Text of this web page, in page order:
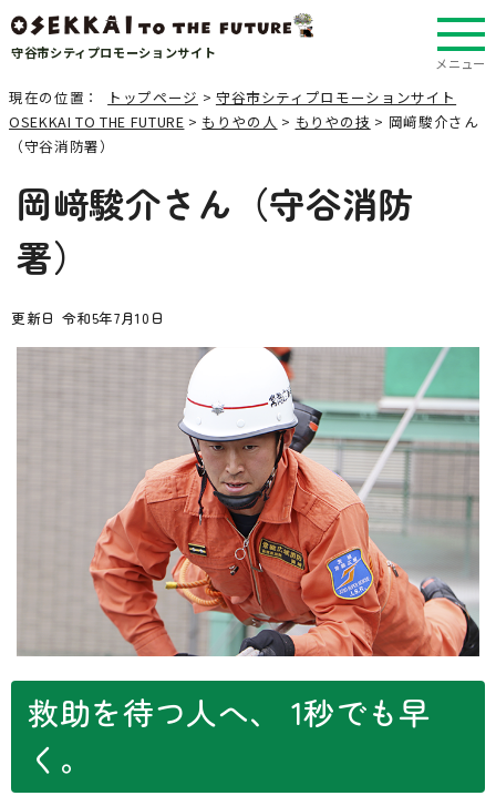
守谷市シティプロモーションサイト
メニュー
現在の位置： トップページ > 守谷市シティプロモーションサイト
OSEKKAI TO THE FUTURE > もりやの人 > もりやの技 > 岡﨑駿介さん
（守谷消防署）
岡﨑駿介さん（守谷消防
署）
更新日 令和5年7月10日
救助を待つ人へ、 1秒でも早
く。